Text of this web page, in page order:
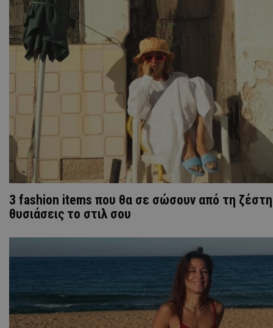
3 fashion items που θα σε σώσουν από τη ζέστη
θυσιάσεις το στιλ σου